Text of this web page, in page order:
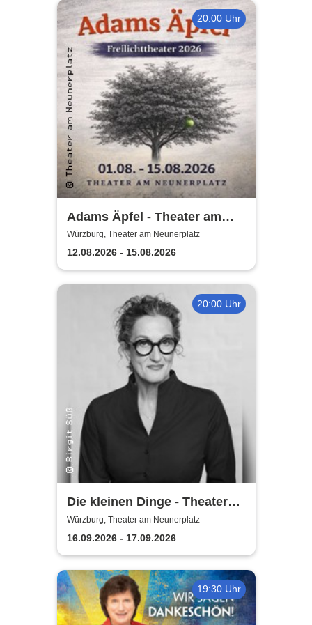
20:00 Uhr
Adams Äpfel - Theater am
Neunerplatz Würzburg
Würzburg, Theater am Neunerplatz
12.08.2026 - 15.08.2026
20:00 Uhr
Die kleinen Dinge - Theater
am Neunerplatz
Würzburg, Theater am Neunerplatz
16.09.2026 - 17.09.2026
19:30 Uhr